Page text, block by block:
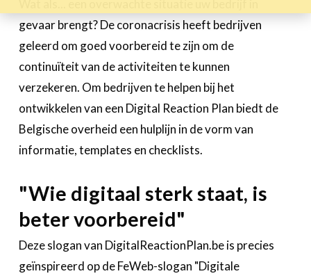
gevaar brengt? De coronacrisis heeft bedrijven
geleerd om goed voorbereid te zijn om de
continuïteit van de activiteiten te kunnen
verzekeren. Om bedrijven te helpen bij het
ontwikkelen van een Digital Reaction Plan biedt de
Belgische overheid een hulplijn in de vorm van
informatie, templates en checklists.
"Wie digitaal sterk staat, is
beter voorbereid"
Deze slogan van DigitalReactionPlan.be is precies
geïnspireerd op de FeWeb-slogan "Digitale
Expertise
Toolbox
Bedrijvenzoeker
Over FeWeb
Lid worden